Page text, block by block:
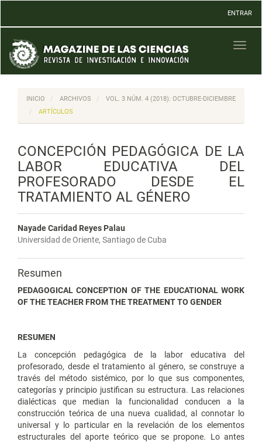
Contenido
principal
Barra
lateral
ENTRAR
INICIO ARCHIVOS
VOL. 3 NÚM. 4 (2018): OCTUBRE-DICIEMBRE
ARTÍCULOS
CONCEPCIÓN PEDAGÓGICA DE LA
LABOR EDUCATIVA DEL
PROFESORADO DESDE EL
TRATAMIENTO AL GÉNERO
Nayade Caridad Reyes Palau
Universidad de Oriente, Santiago de Cuba
Resumen
PEDAGOGICAL CONCEPTION OF THE EDUCATIONAL WORK
OF THE TEACHER FROM THE TREATMENT TO GENDER
RESUMEN
La concepción pedagógica de la labor educativa del
profesorado, desde el tratamiento al género, se construye a
través del método sistémico, por lo que sus componentes,
categorías y principio justifican su estructura. Las relaciones
dialécticas que median la funcionalidad conducen a la
construcción teórica de una nueva cualidad, al connotar lo
universal y lo particular en la revelación de los elementos
estructurales del aporte teórico que se propone. Lo antes